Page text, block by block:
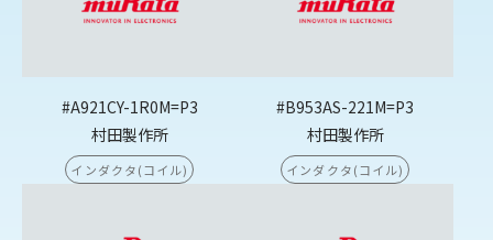
#A921CY-1R0M=P3
村田製作所
インダクタ(コイル)
#B953AS-221M=P3
村田製作所
インダクタ(コイル)